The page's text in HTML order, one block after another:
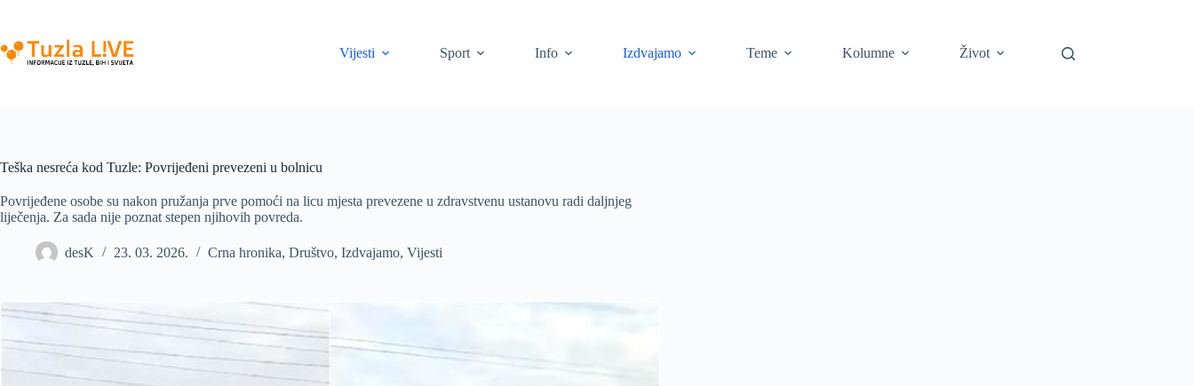
content
Vijesti
Sport Info Izdvajamo Teme Kolumne Život
Teška nesreća kod Tuzle: Povrijeđeni prevezeni u bolnicu
Povrijeđene osobe su nakon pružanja prve pomoći na licu mjesta prevezene u zdravstvenu ustanovu radi daljnjeg
liječenja. Za sada nije poznat stepen njihovih povreda.
desK 23. 03. 2026. Crna hronika, Društvo, Izdvajamo, Vijesti